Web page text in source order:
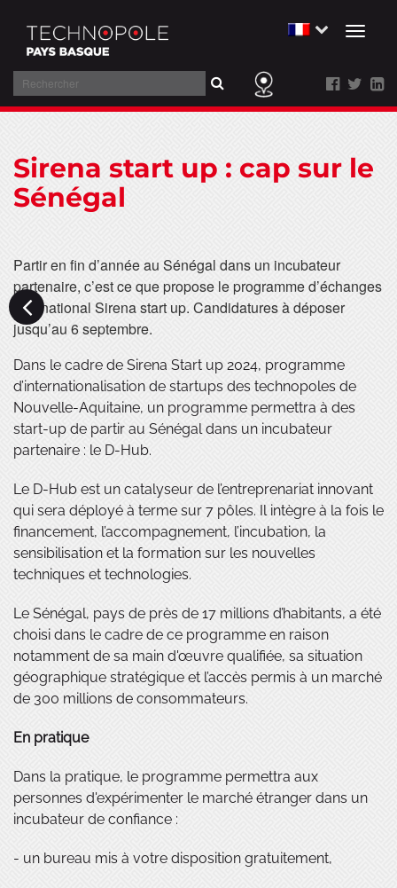
contenu
Toggle
Rechercher
Sirena start up : cap sur le
Sénégal
Partir en fin d’année au Sénégal dans un incubateur
partenaire, c’est ce que propose le programme d’échanges
international Sirena start up. Candidatures à déposer
jusqu’au 6 septembre.
Dans le cadre de Sirena Start up 2024, programme
d’internationalisation de startups des technopoles de
Nouvelle-Aquitaine, un programme permettra à des
start-up de partir au Sénégal dans un incubateur
partenaire : le D-Hub.
Le D-Hub est un catalyseur de l’entreprenariat innovant
qui sera déployé à terme sur 7 pôles. Il intègre à la fois le
financement, l’accompagnement, l’incubation, la
sensibilisation et la formation sur les nouvelles
techniques et technologies.
Le Sénégal, pays de près de 17 millions d’habitants, a été
choisi dans le cadre de ce programme en raison
notamment de sa main d'œuvre qualifiée, sa situation
géographique stratégique et l’accès permis à un marché
de 300 millions de consommateurs.
En pratique
Dans la pratique, le programme permettra aux
personnes d'expérimenter le marché étranger dans un
incubateur de confiance :
- un bureau mis à votre disposition gratuitement,